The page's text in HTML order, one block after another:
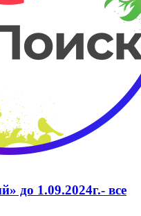
до 1.09.2024г.‌- все